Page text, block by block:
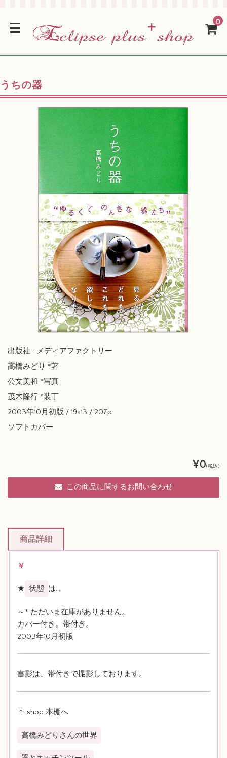
0
うちの器
出版社 : メディアファクトリー
高橋みどり *著
公文美和 *写真
茂木隆行 *装丁
2003年10月初版 / 19×13 / 207p
ソフトカバー
¥0(税込)
この商品に関するお問い合わせ
商品詳細
￥
★ 状態 は…
～* ただいま在庫がありません。
カバー付き。帯付き。
2003年10月初版
書影は、帯付きで撮影しております。
＊ shop 本棚へ
高橋みどりさんの世界